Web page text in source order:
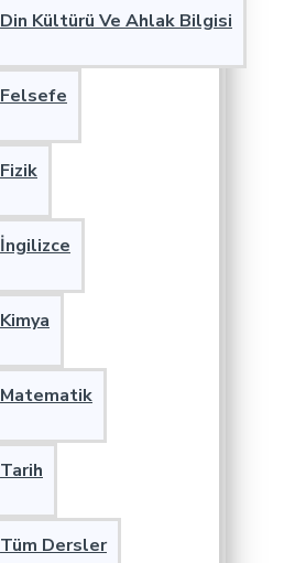
Din Kültürü Ve Ahlak Bilgisi
Felsefe
Fizik
İngilizce
Kimya
Matematik
Tarih
Tüm Dersler